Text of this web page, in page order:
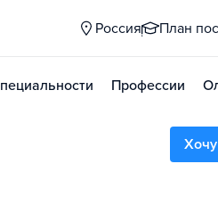
Россия План
Профессии